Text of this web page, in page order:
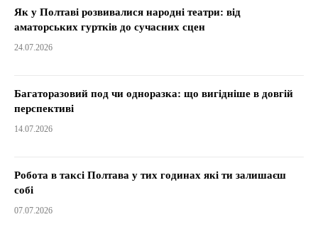
Як у Полтаві розвивалися народні театри: від
аматорських гуртків до сучасних сцен
24.07.2026
Багаторазовий под чи одноразка: що вигідніше в довгій
перспективі
14.07.2026
Робота в таксі Полтава у тих годинах які ти залишаєш
собі
07.07.2026